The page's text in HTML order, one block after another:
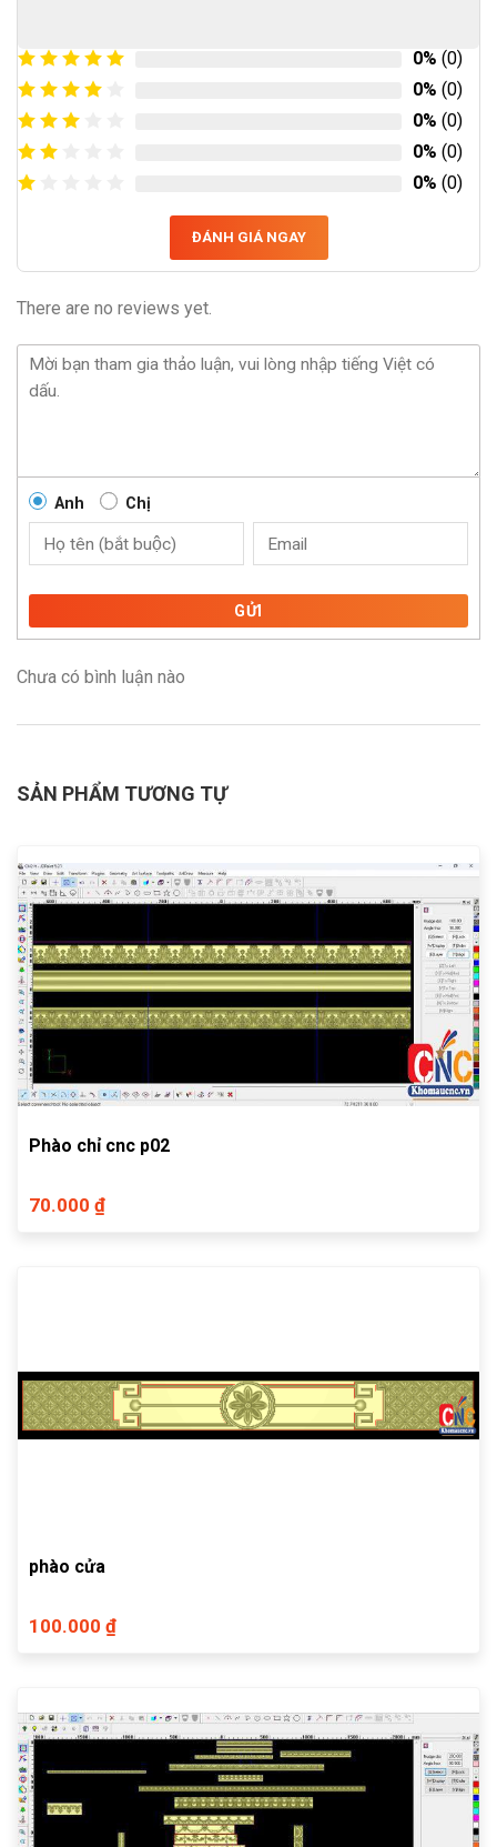
0% (0)
0% (0)
0% (0)
0% (0)
0% (0)
ĐÁNH GIÁ NGAY
There are no reviews yet.
Anh Chị
GỬI
Chưa có bình luận nào
SẢN PHẨM TƯƠNG TỰ
Phào chỉ cnc p02
70.000 ₫
phào cửa
100.000 ₫